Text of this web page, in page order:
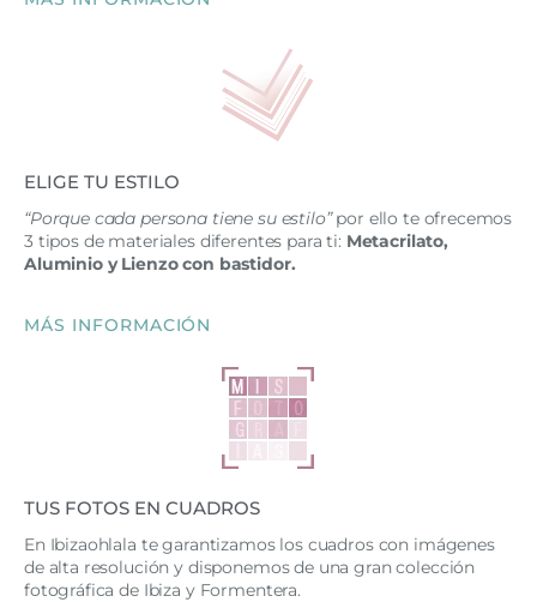
ELIGE TU ESTILO
“Porque cada persona tiene su estilo”por ello te ofrecemos
3 tipos de materiales diferentes para ti: Metacrilato,
Aluminio y Lienzo con bastidor.
MÁS INFORMACIÓN
TUS FOTOS EN CUADROS
En Ibizaohlala te garantizamos los cuadros con imágenes
de alta resolución y disponemos de una gran colección
fotográfica de Ibiza y Formentera.